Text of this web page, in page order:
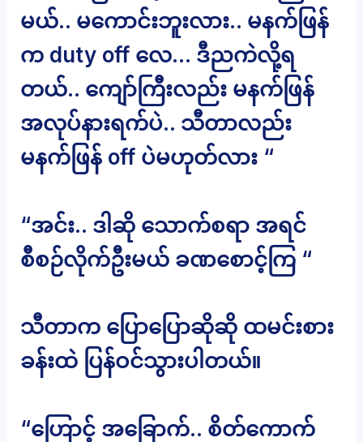
မယ်.. မကောင်းဘူးလား.. မနက်ဖြန်
က duty off လေ… ဒီညကဲလို့ရ
တယ်.. ကျော်ကြီးလည်း မနက်ဖြန်
အလုပ်နားရက်ပဲ.. သီတာလည်း
မနက်ဖြန် off ပဲမဟုတ်လား “
“အင်း.. ဒါဆို သောက်စရာ အရင်
စီစဉ်လိုက်ဦးမယ် ခဏစောင့်ကြ “
သီတာက ပြောပြောဆိုဆို ထမင်းစား
ခန်းထဲ ပြန်ဝင်သွားပါတယ်။
“ဟြောင့် အခြောက်.. စိတ်ကောက်